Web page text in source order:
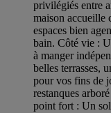
privilégiés entre
maison accueille
espaces bien
bain. Côté vie :
à manger
belles terrasses,
pour vos fins de
restanques
point fort : Un